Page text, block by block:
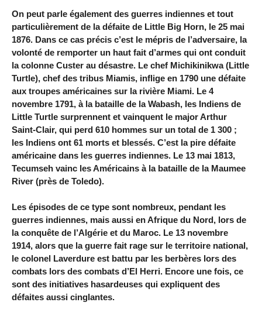
On peut parle également des guerres indiennes et tout
particulièrement de la défaite de Little Big Horn, le 25 mai
1876. Dans ce cas précis c’est le mépris de l’adversaire, la
volonté de remporter un haut fait d’armes qui ont conduit
la colonne Custer au désastre. Le chef Michikinikwa (Little
Turtle), chef des tribus Miamis, inflige en 1790 une défaite
aux troupes américaines sur la rivière Miami. Le 4
novembre 1791, à la bataille de la Wabash, les Indiens de
Little Turtle surprennent et vainquent le major Arthur
Saint-Clair, qui perd 610 hommes sur un total de 1 300 ;
les Indiens ont 61 morts et blessés. C’est la pire défaite
américaine dans les guerres indiennes. Le 13 mai 1813,
Tecumseh vainc les Américains à la bataille de la Maumee
River (près de Toledo).
Les épisodes de ce type sont nombreux, pendant les
guerres indiennes, mais aussi en Afrique du Nord, lors de
la conquête de l’Algérie et du Maroc. Le 13 novembre
1914, alors que la guerre fait rage sur le territoire national,
le colonel Laverdure est battu par les berbères lors des
combats lors des combats d’El Herri. Encore une fois, ce
sont des initiatives hasardeuses qui expliquent des
défaites aussi cinglantes.